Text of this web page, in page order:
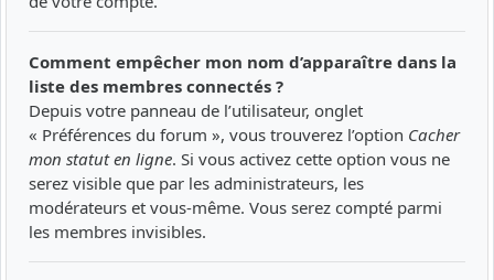
Comment empêcher mon nom d’apparaître dans la
liste des membres connectés ?
Depuis votre panneau de l’utilisateur, onglet
« Préférences du forum », vous trouverez l’option Cacher
mon statut en ligne. Si vous activez cette option vous ne
serez visible que par les administrateurs, les
modérateurs et vous-même. Vous serez compté parmi
les membres invisibles.